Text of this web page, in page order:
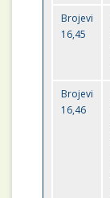
Brojevi
16,45
Brojevi
16,46